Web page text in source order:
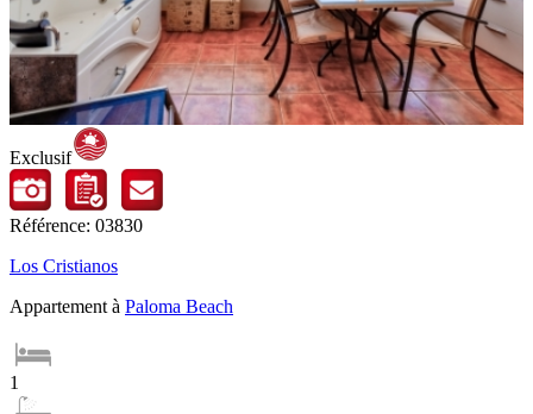
Exclusif
Référence: 03830
Los Cristianos
Appartement à Paloma Beach
1